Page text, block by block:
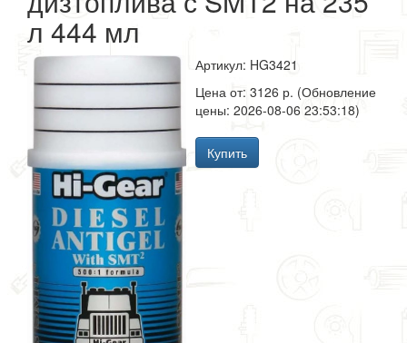
л 444 мл
Артикул: HG3421
Цена от: 3126 р. (Обновление
цены: 2026-08-06 23:53:18)
Купить